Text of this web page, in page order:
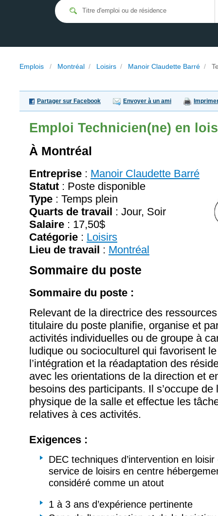
Emplois / Montréal / Loisirs / Manoir Claudette Barré /
Partager sur Facebook Envoyer à un ami
Emploi Technicien(ne) en
À Montréal
Entreprise : Manoir Claudette Barré
Statut : Poste disponible
Type : Temps plein
Quarts de travail : Jour, Soir
Salaire : 17,50$
Catégorie : Loisirs
Lieu de travail : Montréal
Sommaire du poste
Sommaire du poste :
Relevant de la directrice des
titulaire du poste planifie, organise et
activités individuelles ou de groupe à
ludique ou socioculturel qui favorisent
l’intégration et la réadaptation des
avec les orientations de la direction et
besoins des participants. Il s’occupe de
physique de la salle et effectue les
relatives à ces activités.
Exigences :
DEC techniques d’intervention en
service de loisirs en centre
considéré comme un atout
1 à 3 ans d’expérience pertinente